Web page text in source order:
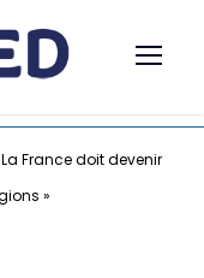
France doit devenir
»